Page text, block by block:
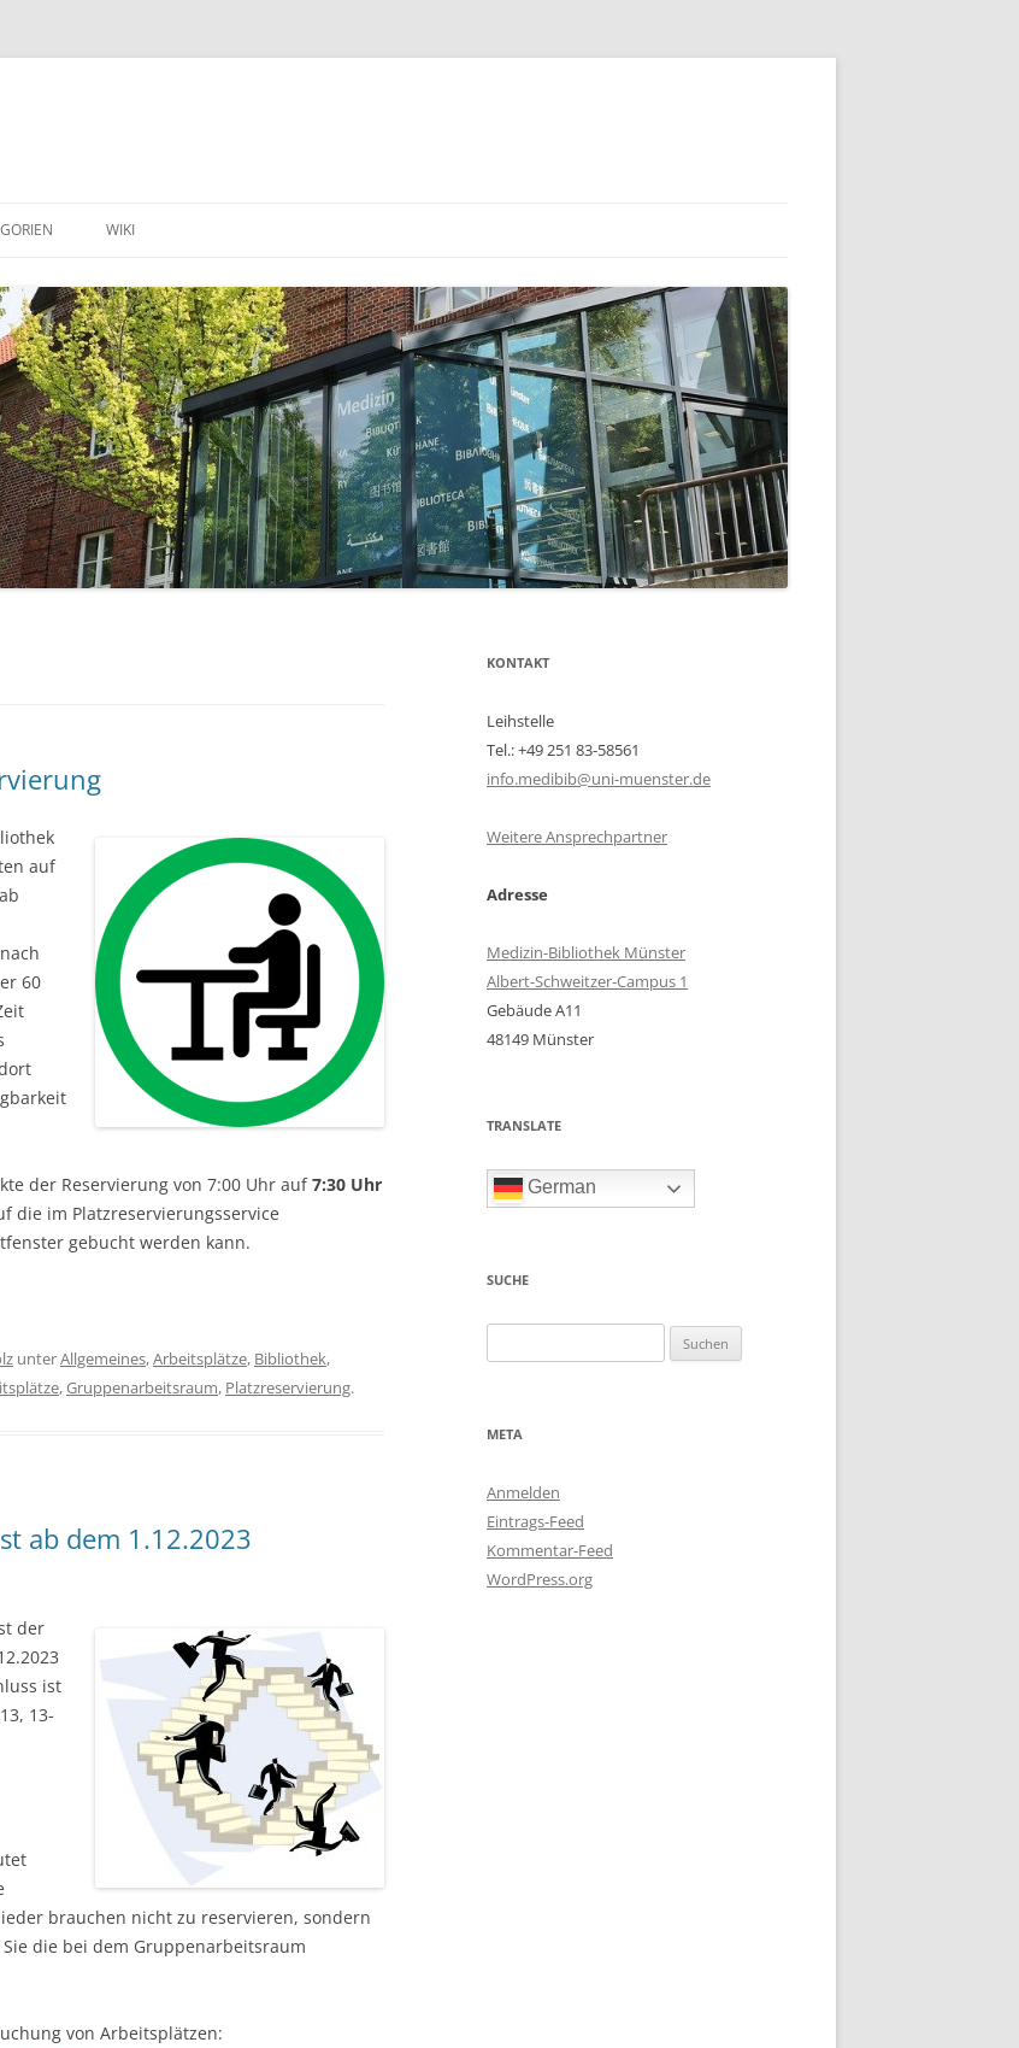
& SMARTPHONE
WIKI
auf
nach
60
der Reservierung von 7:00 Uhr auf7:30 Uhr
die im Platzreservierungs­service
gebucht werden kann.
unterAllgemeines,Arbeitsplätze, Bibliothek,
,Gruppenarbeitsraum, Platzreservierung.
ab dem 1.12.2023
der
ist
13-
brauchen nicht zu reservieren, sondern
die bei dem Gruppenarbeitsraum
von Arbeitsplätzen:
KONTAKT
Leihstelle
Tel.: +49 251 83-58561
info.medibib@uni-muenster.de
Weitere Ansprechpartner
Adresse
Medizin-Bibliothek Münster
Albert-Schweitzer-Campus 1
Gebäude A11
48149 Münster
TRANSLATE
German
SUCHE
nach:
META
Anmelden
Eintrags-Feed
Kommentar-Feed
WordPress.org